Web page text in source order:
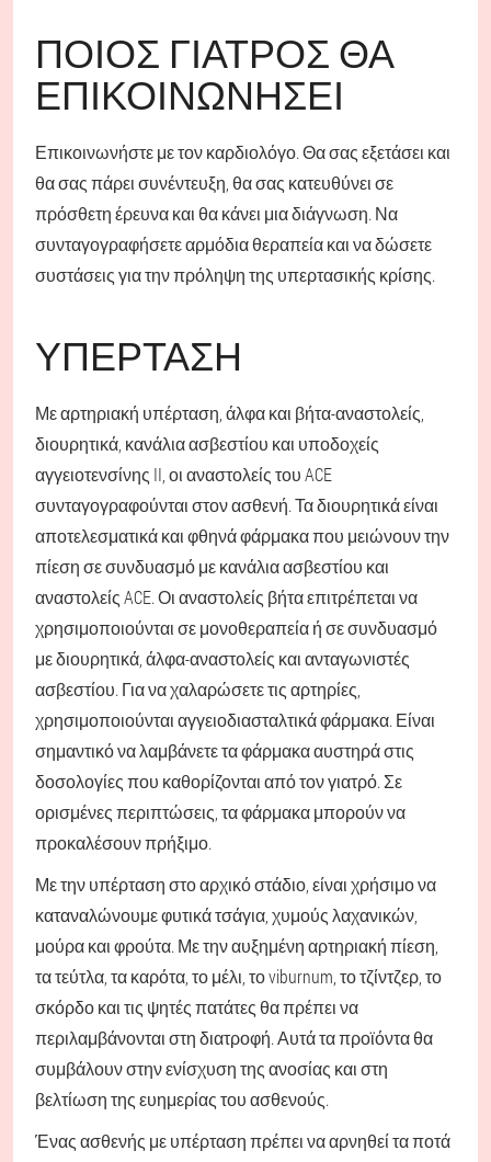
ΠΟΙΟΣ ΓΙΑΤΡΌΣ ΘΑ
ΕΠΙΚΟΙΝΩΝΉΣΕΙ
Επικοινωνήστε με τον καρδιολόγο. Θα σας εξετάσει και
θα σας πάρει συνέντευξη, θα σας κατευθύνει σε
πρόσθετη έρευνα και θα κάνει μια διάγνωση. Να
συνταγογραφήσετε αρμόδια θεραπεία και να δώσετε
συστάσεις για την πρόληψη της υπερτασικής κρίσης.
ΥΠΈΡΤΑΣΗ
Με αρτηριακή υπέρταση, άλφα και βήτα-αναστολείς,
διουρητικά, κανάλια ασβεστίου και υποδοχείς
αγγειοτενσίνης II, οι αναστολείς του ACE
συνταγογραφούνται στον ασθενή. Τα διουρητικά είναι
αποτελεσματικά και φθηνά φάρμακα που μειώνουν την
πίεση σε συνδυασμό με κανάλια ασβεστίου και
αναστολείς ACE. Οι αναστολείς βήτα επιτρέπεται να
χρησιμοποιούνται σε μονοθεραπεία ή σε συνδυασμό
με διουρητικά, άλφα-αναστολείς και ανταγωνιστές
ασβεστίου. Για να χαλαρώσετε τις αρτηρίες,
χρησιμοποιούνται αγγειοδιασταλτικά φάρμακα. Είναι
σημαντικό να λαμβάνετε τα φάρμακα αυστηρά στις
δοσολογίες που καθορίζονται από τον γιατρό. Σε
ορισμένες περιπτώσεις, τα φάρμακα μπορούν να
προκαλέσουν πρήξιμο.
Με την υπέρταση στο αρχικό στάδιο, είναι χρήσιμο να
καταναλώνουμε φυτικά τσάγια, χυμούς λαχανικών,
μούρα και φρούτα. Με την αυξημένη αρτηριακή πίεση,
τα τεύτλα, τα καρότα, το μέλι, το viburnum, το τζίντζερ, το
σκόρδο και τις ψητές πατάτες θα πρέπει να
περιλαμβάνονται στη διατροφή. Αυτά τα προϊόντα θα
συμβάλουν στην ενίσχυση της ανοσίας και στη
βελτίωση της ευημερίας του ασθενούς.
Ένας ασθενής με υπέρταση πρέπει να αρνηθεί τα ποτά